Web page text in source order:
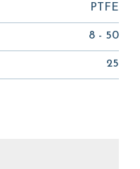
PTFE
8 - 50
25